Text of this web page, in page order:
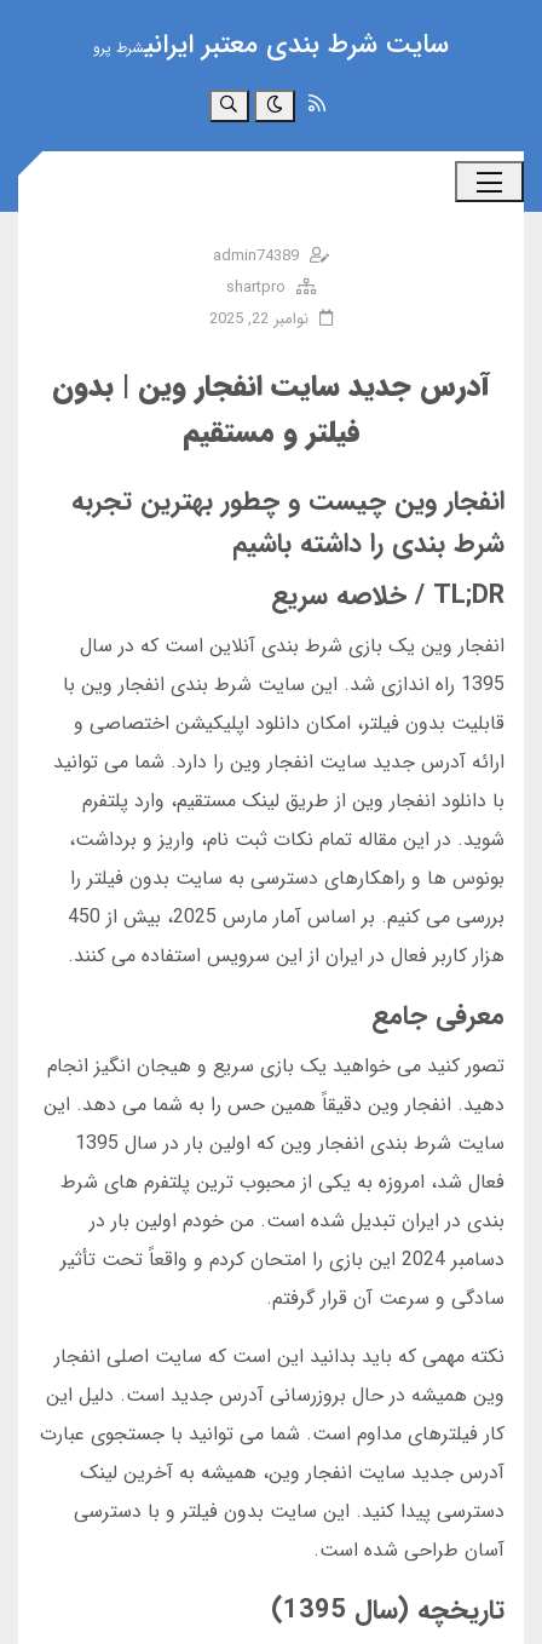
سایت شرط بندی معتبر ایرانیشرط پرو
جستجو
admin74389
shartpro
نوامبر 22, 2025
آدرس جدید سایت انفجار وین | بدون
فیلتر و مستقیم
انفجار وین چیست و چطور بهترین تجربه
شرط بندی را داشته باشیم
TL;DR / خلاصه سریع
انفجار وین یک بازی شرط بندی آنلاین است که در سال
1395 راه اندازی شد. این سایت شرط بندی انفجار وین با
قابلیت بدون فیلتر، امکان دانلود اپلیکیشن اختصاصی و
ارائه آدرس جدید سایت انفجار وین را دارد. شما می توانید
با دانلود انفجار وین از طریق لینک مستقیم، وارد پلتفرم
شوید. در این مقاله تمام نکات ثبت نام، واریز و برداشت،
بونوس ها و راهکارهای دسترسی به سایت بدون فیلتر را
بررسی می کنیم. بر اساس آمار مارس 2025، بیش از 450
هزار کاربر فعال در ایران از این سرویس استفاده می کنند.
معرفی جامع
تصور کنید می خواهید یک بازی سریع و هیجان انگیز انجام
دهید. انفجار وین دقیقاً همین حس را به شما می دهد. این
سایت شرط بندی انفجار وین که اولین بار در سال 1395
فعال شد، امروزه به یکی از محبوب ترین پلتفرم های شرط
بندی در ایران تبدیل شده است. من خودم اولین بار در
دسامبر 2024 این بازی را امتحان کردم و واقعاً تحت تأثیر
سادگی و سرعت آن قرار گرفتم.
نکته مهمی که باید بدانید این است که سایت اصلی انفجار
وین همیشه در حال بروزرسانی آدرس جدید است. دلیل این
کار فیلترهای مداوم است. شما می توانید با جستجوی عبارت
آدرس جدید سایت انفجار وین، همیشه به آخرین لینک
دسترسی پیدا کنید. این سایت بدون فیلتر و با دسترسی
آسان طراحی شده است.
تاریخچه (سال 1395)